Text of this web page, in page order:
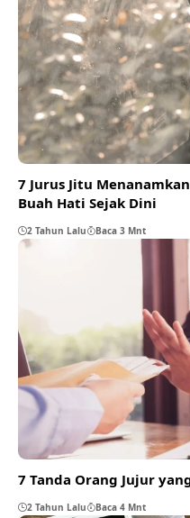
7 Jurus Jitu
Buah Hati Sejak Dini
2 Tahun Lalu Baca 3 Mnt
7 Tanda Orang Jujur
2 Tahun Lalu Baca 4 Mnt